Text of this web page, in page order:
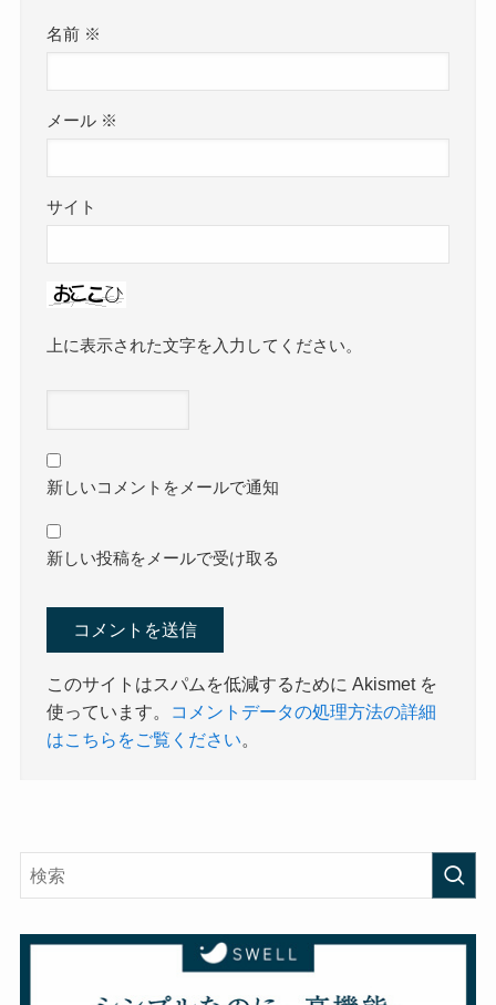
名前 ※
メール ※
サイト
上に表示された文字を入力してください。
新しいコメントをメールで通知
新しい投稿をメールで受け取る
このサイトはスパムを低減するために Akismet を
使っています。
コメントデータの処理方法の詳細
はこちらをご覧ください。